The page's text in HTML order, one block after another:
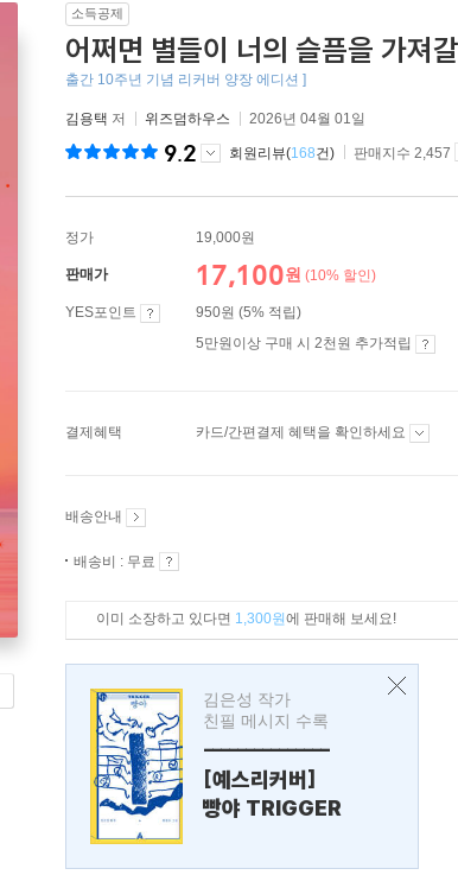
소득공제
어쩌면 별들이 너의 슬픔을 가져
출간 10주년 기념 리커버 양장 에디션 ]
김용택 저 위즈덤하우스 2026년 04월 01일
9.2 회원리뷰(168건) 판매지수 2,457
정가 19,000원
판매가 17,100원 (10% 할인)
YES포인트
950원 (5% 적립)
5만원이상 구매 시 2천원 추가적립
결제혜택 카드/간편결제 혜택을 확인하세요
배송안내
배송비 : 무료
이미 소장하고 있다면 1,300원에 판매해 보세요!
김은성 작가
친필 메시지 수록
---------------
[예스리커버]
빵야 TRIGGER